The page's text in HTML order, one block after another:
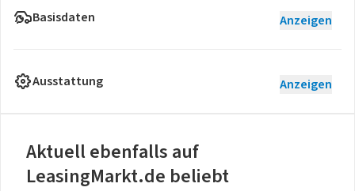
Basisdaten Anzeigen
Ausstattung Anzeigen
Aktuell ebenfalls auf
LeasingMarkt.de beliebt